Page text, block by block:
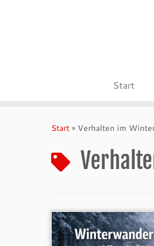
Start
Start » Verhalten im